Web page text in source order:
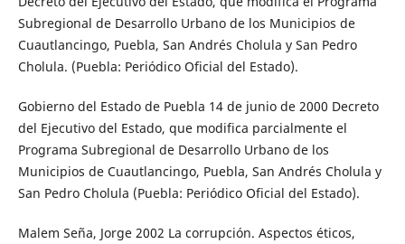
Subregional de Desarrollo Urbano de los Municipios de
Cuautlancingo, Puebla, San Andrés Cholula y San Pedro
Cholula. (Puebla: Periódico Oficial del Estado).
Gobierno del Estado de Puebla 14 de junio de 2000 Decreto
del Ejecutivo del Estado, que modifica parcialmente el
Programa Subregional de Desarrollo Urbano de los
Municipios de Cuautlancingo, Puebla, San Andrés Cholula y
San Pedro Cholula (Puebla: Periódico Oficial del Estado).
Malem Seña, Jorge 2002 La corrupción. Aspectos éticos,